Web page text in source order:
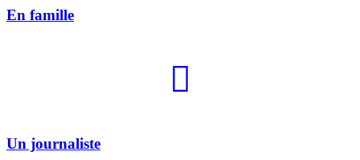
En famille
Un journaliste